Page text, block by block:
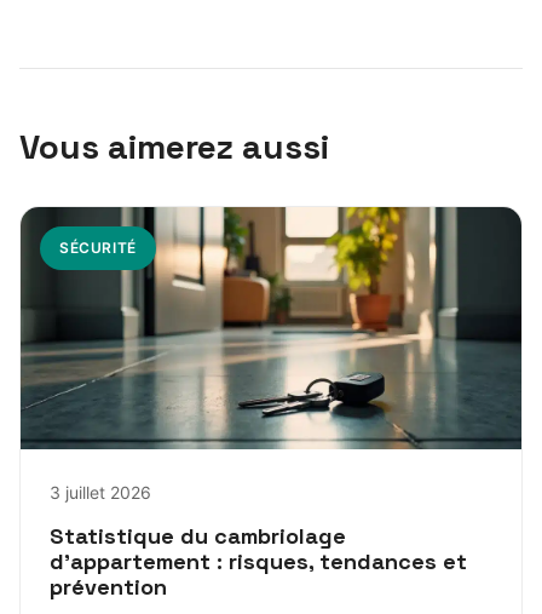
Vous aimerez aussi
SÉCURITÉ
3 juillet 2026
Statistique du cambriolage
d’appartement : risques, tendances et
prévention